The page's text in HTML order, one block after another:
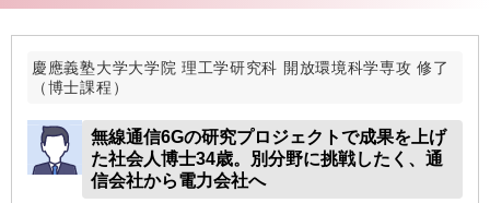
慶應義塾大学大学院 理工学研究科 開放環境科学専攻 修了
（博士課程）
無線通信6Gの研究プロジェクトで成果を上げ
た社会人博士34歳。別分野に挑戦したく、通
信会社から電力会社へ